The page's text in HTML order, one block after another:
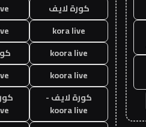
كورة لايف
kora live
koora live
koora live
كورة لايف -
koora live